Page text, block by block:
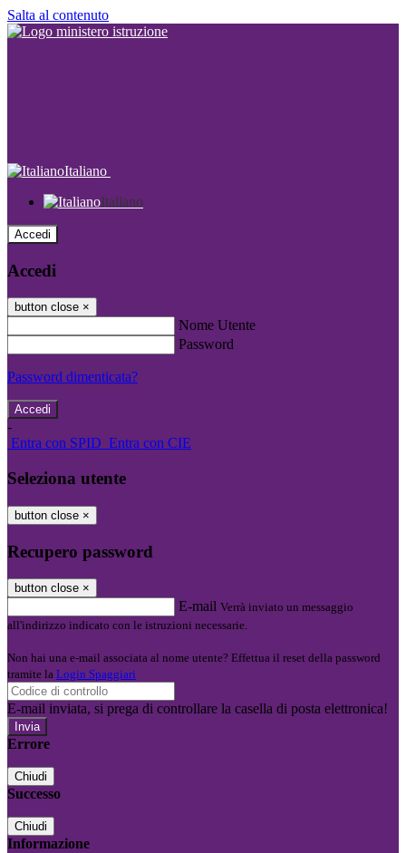
Salta al contenuto
Italiano
Italiano
Accedi
Accedi
button close ×
Nome Utente
Password
Password dimenticata?
-
Entra con SPID Entra con CIE
Seleziona utente
button close ×
Recupero password
button close ×
E-mail Verrà inviato un messaggio
all'indirizzo indicato con le istruzioni necessarie.
Non hai una e-mail associata al nome utente? Effettua il reset della password
tramite la Login Spaggiari
E-mail inviata, si prega di controllare la casella di posta elettronica!
Errore
Chiudi
Successo
Chiudi
Informazione